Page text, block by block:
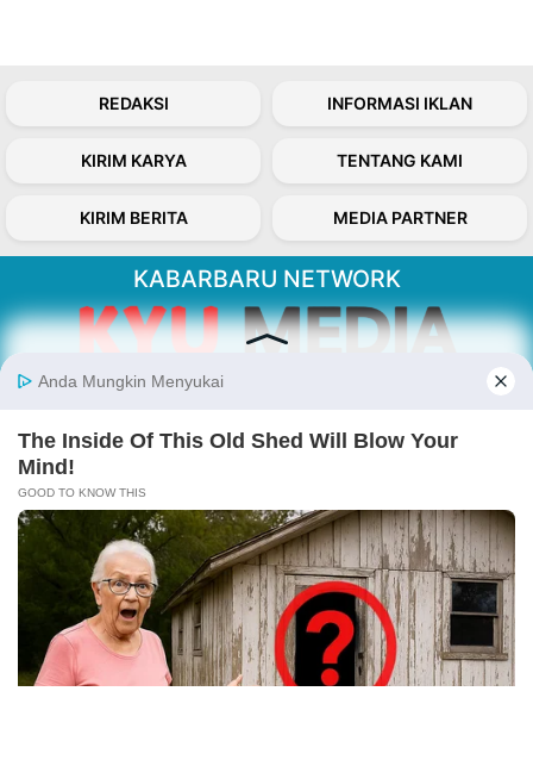
REDAKSI INFORMASI IKLAN
KIRIM KARYA TENTANG KAMI
KIRIM BERITA MEDIA PARTNER
KABARBARU NETWORK
serta terverifikasi dari sumber yang tepat.
Follow Kabarbaru